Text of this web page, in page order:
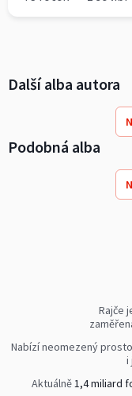
Další alba autora
Podobná alba
Rajče
Nabízí neomezený
i
Aktuálně1,4 miliard